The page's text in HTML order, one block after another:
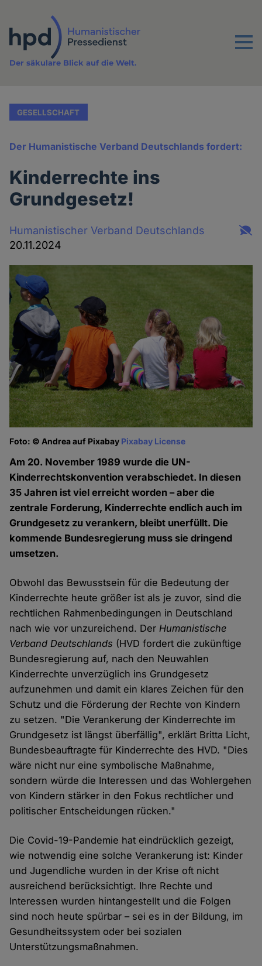
Inhalt
Menu
Der säkulare Blick auf die Welt.
GESELLSCHAFT
Der Humanistische Verband Deutschlands fordert:
Kinderrechte ins
Grundgesetz!
Humanistischer Verband Deutschlands
20.11.2024
Foto: © Andrea auf Pixabay Pixabay License
Am 20. November 1989 wurde die UN-
Kinderrechtskonvention verabschiedet. In diesen
35 Jahren ist viel erreicht worden – aber die
zentrale Forderung, Kinderrechte endlich auch im
Grundgesetz zu verankern, bleibt unerfüllt. Die
kommende Bundesregierung muss sie dringend
umsetzen.
Obwohl das Bewusstsein für die Bedeutung der
Kinderrechte heute größer ist als je zuvor, sind die
rechtlichen Rahmenbedingungen in Deutschland
nach wie vor unzureichend. DerHumanistische
Verband Deutschlands (HVD fordert die zukünftige
Bundesregierung auf, nach den Neuwahlen
Kinderrechte unverzüglich ins Grundgesetz
aufzunehmen und damit ein klares Zeichen für den
Schutz und die Förderung der Rechte von Kindern
zu setzen. "Die Verankerung der Kinderrechte im
Grundgesetz ist längst überfällig", erklärt Britta Licht,
Bundesbeauftragte für Kinderrechte des HVD. "Dies
wäre nicht nur eine symbolische Maßnahme,
sondern würde die Interessen und das Wohlergehen
von Kindern stärker in den Fokus rechtlicher und
politischer Entscheidungen rücken."
Die Covid-19-Pandemie hat eindrücklich gezeigt,
wie notwendig eine solche Verankerung ist: Kinder
und Jugendliche wurden in der Krise oft nicht
ausreichend berücksichtigt. Ihre Rechte und
Interessen wurden hintangestellt und die Folgen
sind noch heute spürbar – sei es in der Bildung, im
Gesundheitssystem oder bei sozialen
Unterstützungsmaßnahmen.